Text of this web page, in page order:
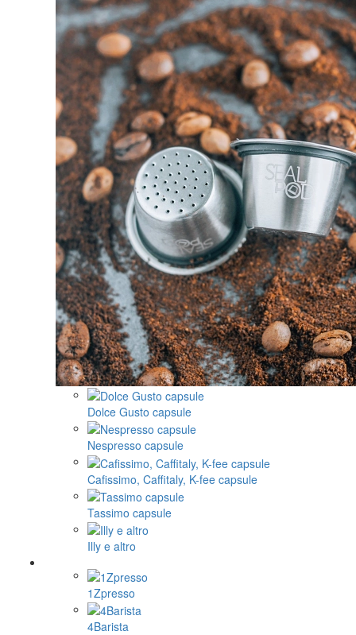
Dolce Gusto capsule
Nespresso capsule
Cafissimo, Caffitaly, K-fee capsule
Tassimo capsule
Illy e altro
1Zpresso
4Barista